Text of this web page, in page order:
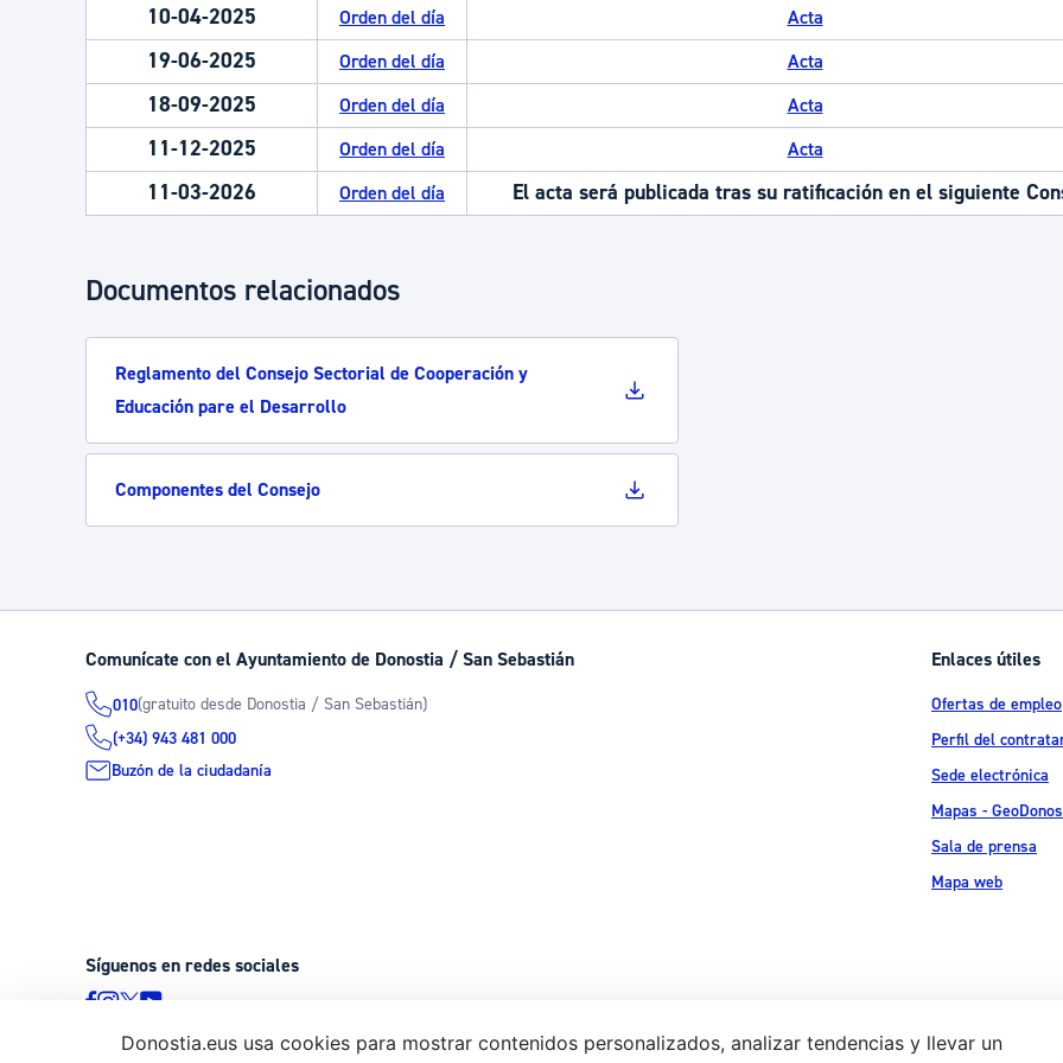
10-04-2025 Orden del día Acta
19-06-2025 Orden del día Acta
18-09-2025 Orden del día Acta
11-12-2025 Orden del día Acta
11-03-2026 Orden del día El acta será publicada tras su ratificación en el siguiente
Documentos relacionados
Reglamento del Consejo Sectorial de Cooperación y
Educación pare el Desarrollo
Componentes del Consejo
Comunícate con el Ayuntamiento de Donostia / San Sebastián
010(gratuito desde Donostia / San Sebastián)
(+34) 943 481 000
Buzón de la ciudadanía
Enlaces útiles
Ofertas de empleo
Perfil del
Sede electrónica
Mapas -
Sala de prensa
Mapa web
Síguenos en redes sociales
Donostia.eus usa cookies para mostrar contenidos personalizados, analizar tendencias y llevar un